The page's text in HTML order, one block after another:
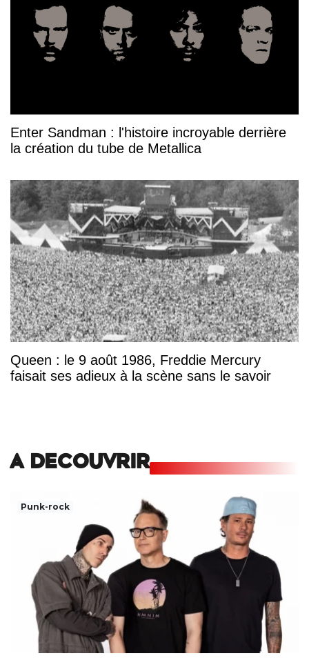
Enter Sandman : l'histoire incroyable derrière
la création du tube de Metallica
Queen : le 9 août 1986, Freddie Mercury
faisait ses adieux à la scène sans le savoir
A DECOUVRIR
Punk-rock